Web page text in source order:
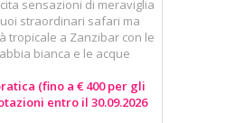
sensazioni di meraviglia
straordinari safari ma
tropicale a Zanzibar con le
bianca e le acque
(fino a € 400 per gli
entro il 30.09.2026